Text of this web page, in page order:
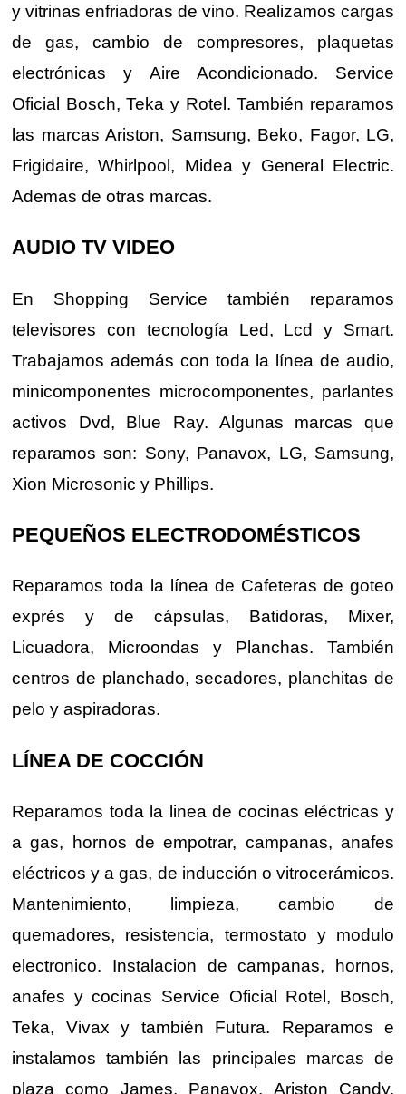
y vitrinas enfriadoras de vino. Realizamos cargas
de gas, cambio de compresores, plaquetas
electrónicas y Aire Acondicionado. Service
Oficial Bosch, Teka y Rotel. También reparamos
las marcas Ariston, Samsung, Beko, Fagor, LG,
Frigidaire, Whirlpool, Midea y General Electric.
Ademas de otras marcas.
AUDIO TV VIDEO
En Shopping Service también reparamos
televisores con tecnología Led, Lcd y Smart.
Trabajamos además con toda la línea de audio,
minicomponentes microcomponentes, parlantes
activos Dvd, Blue Ray. Algunas marcas que
reparamos son: Sony, Panavox, LG, Samsung,
Xion Microsonic y Phillips.
PEQUEÑOS ELECTRODOMÉSTICOS
Reparamos toda la línea de Cafeteras de goteo
exprés y de cápsulas, Batidoras, Mixer,
Licuadora, Microondas y Planchas. También
centros de planchado, secadores, planchitas de
pelo y aspiradoras.
LÍNEA DE COCCIÓN
Reparamos toda la linea de cocinas eléctricas y
a gas, hornos de empotrar, campanas, anafes
eléctricos y a gas, de inducción o vitrocerámicos.
Mantenimiento, limpieza, cambio de
quemadores, resistencia, termostato y modulo
electronico. Instalacion de campanas, hornos,
anafes y cocinas Service Oficial Rotel, Bosch,
Teka, Vivax y también Futura. Reparamos e
instalamos también las principales marcas de
plaza como James, Panavox, Ariston Candy,